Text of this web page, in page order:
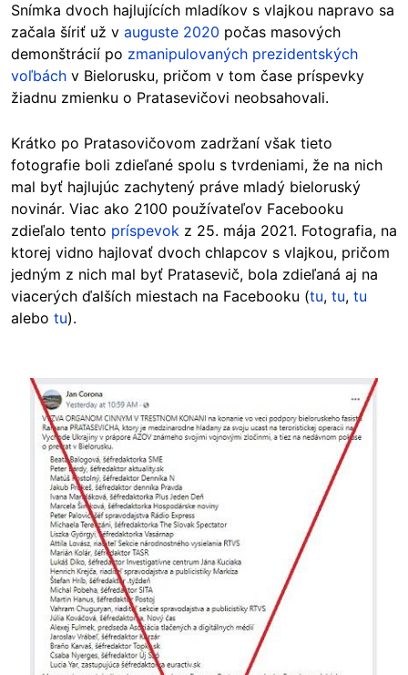
Snímka dvoch hajlujících mladíkov s vlajkou napravo sa
začala šíriť už v auguste 2020 počas masových
demonštrácií po zmanipulovaných prezidentských
voľbách v Bielorusku, pričom v tom čase príspevky
žiadnu zmienku o Pratasevičovi neobsahovali.
Krátko po Pratasovičovom zadržaní však tieto
fotografie boli zdieľané spolu s tvrdeniami, že na nich
mal byť hajlujúc zachytený práve mladý bieloruský
novinár. Viac ako 2100 používateľov Facebooku
zdieľalo tento príspevok z 25. mája 2021. Fotografia, na
ktorej vidno hajlovať dvoch chlapcov s vlajkou, pričom
jedným z nich mal byť Pratasevič, bola zdieľaná aj na
viacerých ďalších miestach na Facebooku (tu, tu, tu
alebo tu).
Image